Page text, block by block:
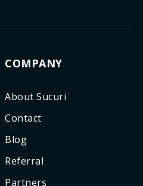
COMPANY
About Sucuri
Contact
Blog
Referral
Partners